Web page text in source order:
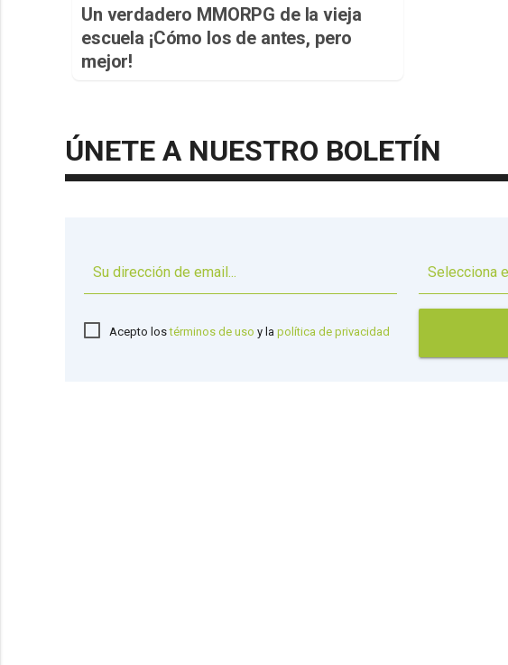
Un verdadero MMORPG de la vieja
escuela ¡Cómo los de antes, pero
mejor!
ÚNETE A NUESTRO BOLETÍN
Acepto lostérminos de uso y la política de privacidad